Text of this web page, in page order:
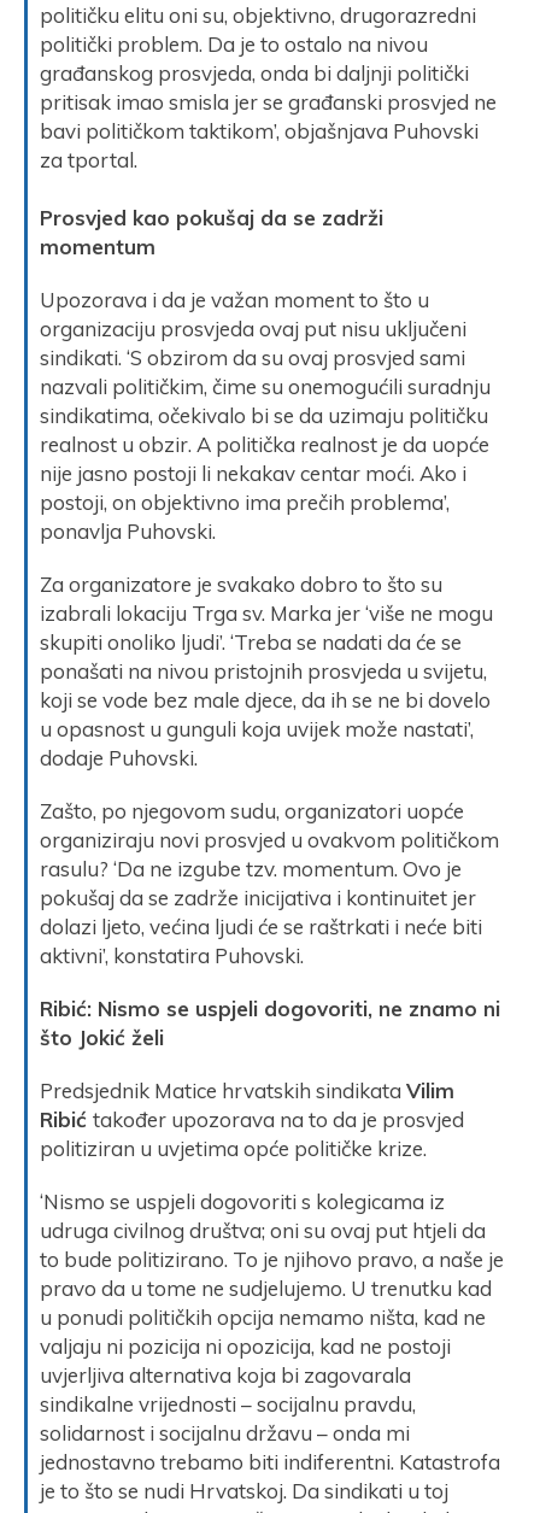
političku elitu oni su, objektivno, drugorazredni
politički problem. Da je to ostalo na nivou
građanskog prosvjeda, onda bi daljnji politički
pritisak imao smisla jer se građanski prosvjed ne
bavi političkom taktikom’, objašnjava Puhovski
za tportal.
Prosvjed kao pokušaj da se zadrži
momentum
Upozorava i da je važan moment to što u
organizaciju prosvjeda ovaj put nisu uključeni
sindikati. ‘S obzirom da su ovaj prosvjed sami
nazvali političkim, čime su onemogućili suradnju
sindikatima, očekivalo bi se da uzimaju političku
realnost u obzir. A politička realnost je da uopće
nije jasno postoji li nekakav centar moći. Ako i
postoji, on objektivno ima prečih problema’,
ponavlja Puhovski.
Za organizatore je svakako dobro to što su
izabrali lokaciju Trga sv. Marka jer ‘više ne mogu
skupiti onoliko ljudi’. ‘Treba se nadati da će se
ponašati na nivou pristojnih prosvjeda u svijetu,
koji se vode bez male djece, da ih se ne bi dovelo
u opasnost u gunguli koja uvijek može nastati’,
dodaje Puhovski.
Zašto, po njegovom sudu, organizatori uopće
organiziraju novi prosvjed u ovakvom političkom
rasulu? ‘Da ne izgube tzv. momentum. Ovo je
pokušaj da se zadrže inicijativa i kontinuitet jer
dolazi ljeto, većina ljudi će se raštrkati i neće biti
aktivni’, konstatira Puhovski.
Ribić: Nismo se uspjeli dogovoriti, ne znamo ni
što Jokić želi
Predsjednik Matice hrvatskih sindikata Vilim
Ribić također upozorava na to da je prosvjed
politiziran u uvjetima opće političke krize.
‘Nismo se uspjeli dogovoriti s kolegicama iz
udruga civilnog društva; oni su ovaj put htjeli da
to bude politizirano. To je njihovo pravo, a naše je
pravo da u tome ne sudjelujemo. U trenutku kad
u ponudi političkih opcija nemamo ništa, kad ne
valjaju ni pozicija ni opozicija, kad ne postoji
uvjerljiva alternativa koja bi zagovarala
sindikalne vrijednosti – socijalnu pravdu,
solidarnost i socijalnu državu – onda mi
jednostavno trebamo biti indiferentni. Katastrofa
je to što se nudi Hrvatskoj. Da sindikati u toj